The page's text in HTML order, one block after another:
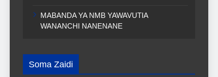
MABANDA YA NMB YAWAVUTIA
WANANCHI NANENANE
Soma Zaidi